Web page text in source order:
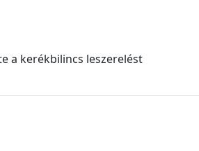
a kerékbilincs leszerelést